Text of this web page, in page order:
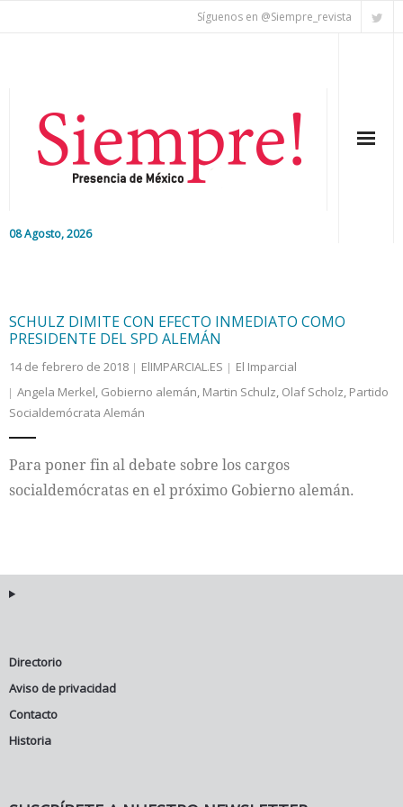
Síguenos en @Siempre_revista
08 Agosto, 2026
Colaboradores
Cultura
SCHULZ DIMITE CON EFECTO INMEDIATO COMO
PRESIDENTE DEL SPD ALEMÁN
14 de febrero de 2018 ElIMPARCIAL.ES
El Imparcial
Angela Merkel, Gobierno alemán, Martin Schulz, Olaf Scholz, Partido
Socialdemócrata Alemán
Para poner fin al debate sobre los cargos
socialdemócratas en el próximo Gobierno alemán.
Directorio
Aviso de privacidad
Contacto
Historia